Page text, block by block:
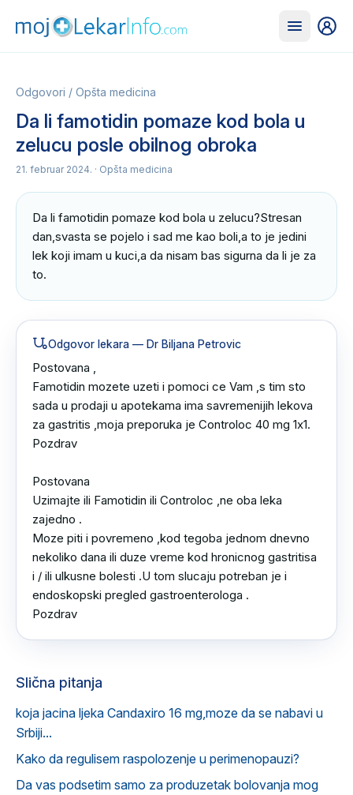
Odgovori / Opšta medicina
Da li famotidin pomaze kod bola u
zelucu posle obilnog obroka
21. februar 2024. · Opšta medicina
Da li famotidin pomaze kod bola u zelucu?Stresan
dan,svasta se pojelo i sad me kao boli,a to je jedini
lek koji imam u kuci,a da nisam bas sigurna da li je za
to.
Odgovor lekara — Dr Biljana Petrovic
Postovana ,
Famotidin mozete uzeti i pomoci ce Vam ,s tim sto
sada u prodaji u apotekama ima savremenijih lekova
za gastritis ,moja preporuka je Controloc 40 mg 1x1.
Pozdrav
Postovana
Uzimajte ili Famotidin ili Controloc ,ne oba leka
zajedno .
Moze piti i povremeno ,kod tegoba jednom dnevno
nekoliko dana ili duze vreme kod hronicnog gastritisa
i / ili ulkusne bolesti .U tom slucaju potreban je i
endoskopski pregled gastroenterologa .
Pozdrav
Slična pitanja
koja jacina ljeka Candaxiro 16 mg,moze da se nabavi u
Srbiji...
Kako da regulisem raspolozenje u perimenopauzi?
Da vas podsetim samo za produzetak bolovanja mog